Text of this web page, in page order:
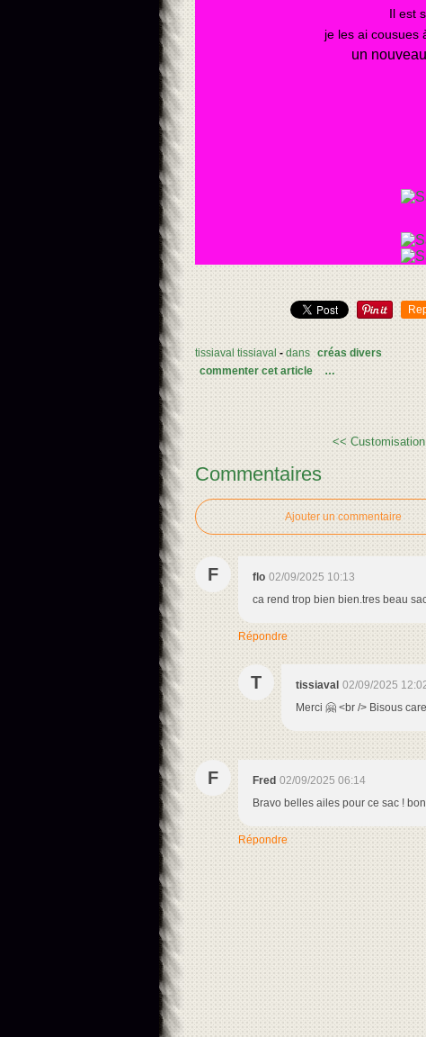
Il est
je les ai cousues
un
tissiaval tissiaval - dans créas divers
commenter cet article
…
<<
Commentaires
Ajouter un commentaire
F flo 02/09/2025 10:13
ca rend trop bien bien.tres beau
Répondre
T tissiaval 02/09/2025
Merci 🤗 <br /> Bisous
F Fred 02/09/2025 06:14
Bravo belles ailes pour ce sac !
Répondre